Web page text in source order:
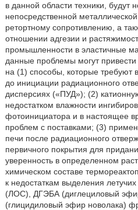
в данной области техники,
непосредственной
ретортному сопротивлению, а
отношении адгезии и
промышленности в эластичные
данные проблемы могут
на (1) способы, которые требуют
до инициации радиационного
дисперсиях («ПУД»); (2)
недостатком влажности
фотоинициатора и в настоящее
проблем с поставками; (3)
печи после радиационного
первичного покрытия для
уверенность в определенном
химическом составе
к недостаткам выделения
(ЛОС), ДГЭБА (диглециловый
(глицидиловый эфир новолака)